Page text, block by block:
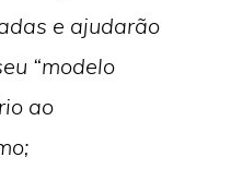
e ajudarão
“modelo
ao
·Genesis Framework
·